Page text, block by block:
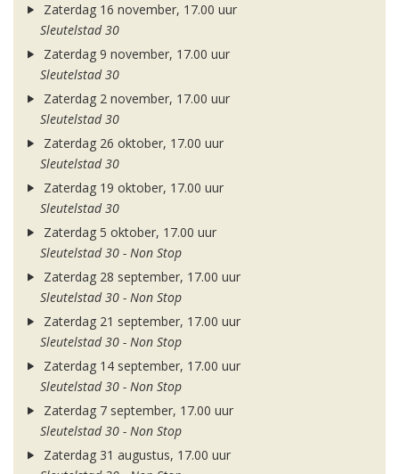
Zaterdag 16 november, 17.00 uur
Sleutelstad 30
Zaterdag 9 november, 17.00 uur
Sleutelstad 30
Zaterdag 2 november, 17.00 uur
Sleutelstad 30
Zaterdag 26 oktober, 17.00 uur
Sleutelstad 30
Zaterdag 19 oktober, 17.00 uur
Sleutelstad 30
Zaterdag 5 oktober, 17.00 uur
Sleutelstad 30 - Non Stop
Zaterdag 28 september, 17.00 uur
Sleutelstad 30 - Non Stop
Zaterdag 21 september, 17.00 uur
Sleutelstad 30 - Non Stop
Zaterdag 14 september, 17.00 uur
Sleutelstad 30 - Non Stop
Zaterdag 7 september, 17.00 uur
Sleutelstad 30 - Non Stop
Zaterdag 31 augustus, 17.00 uur